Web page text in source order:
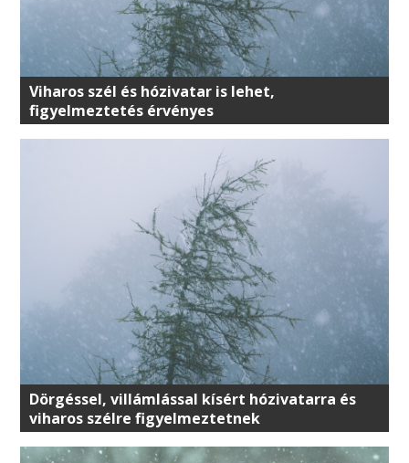
Viharos szél és hózivatar is lehet,
figyelmeztetés érvényes
Dörgéssel, villámlással kísért hózivatarra és
viharos szélre figyelmeztetnek